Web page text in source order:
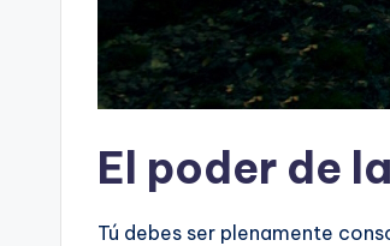
El poder de
Tú debes ser plenamente